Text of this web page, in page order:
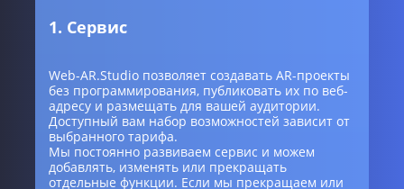
1. Сервис
Web-AR.Studio позволяет создавать AR-проекты
без программирования, публиковать их по веб-
адресу и размещать для вашей аудитории.
Доступный вам набор возможностей зависит от
выбранного тарифа.
Мы постоянно развиваем сервис и можем
добавлять, изменять или прекращать
отдельные функции. Если мы прекращаем или